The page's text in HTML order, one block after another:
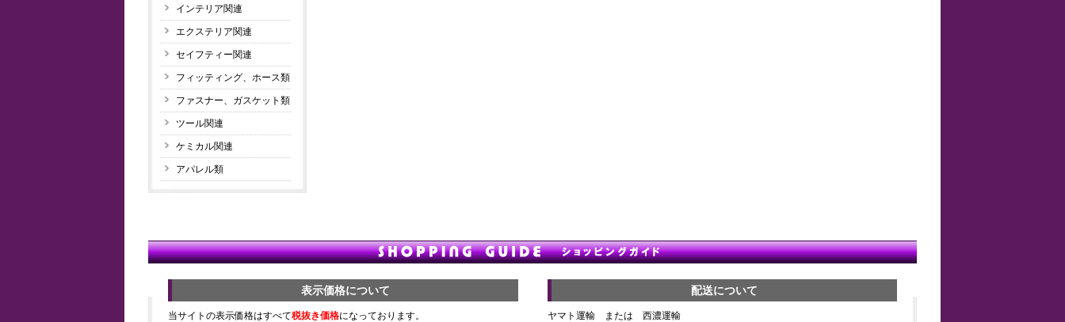
インテリア関連
エクステリア関連
セイフティー関連
フィッティング、ホース類
ファスナー、ガスケット類
ツール関連
ケミカル関連
アパレル類
表示価格について
当サイトの表示価格はすべて税抜き価格になっております。
配送について
ヤマト運輸 または 西濃運輸